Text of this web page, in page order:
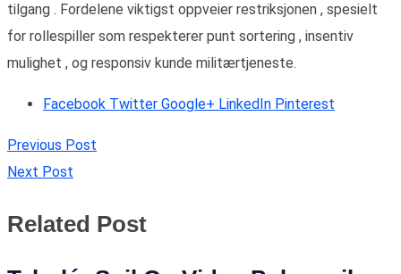
tilgang . Fordelene viktigst oppveier restriksjonen , spesielt
for rollespiller som respekterer punt sortering , insentiv
mulighet , og responsiv kunde militærtjeneste.
Facebook Twitter Google+ LinkedIn Pinterest
Previous Post
Next Post
Related Post